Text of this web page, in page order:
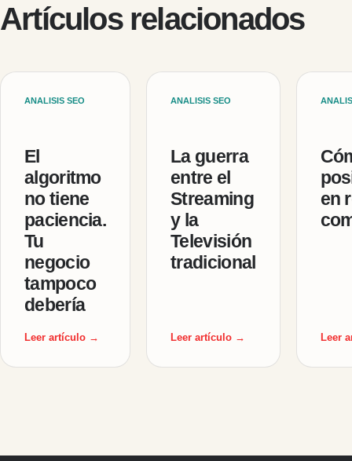
Artículos relacionados
ANALISIS SEO
El
algoritmo
no tiene
paciencia.
Tu
negocio
tampoco
debería
Leer artículo →
ANALISIS SEO
La guerra
entre el
Streaming
y la
Televisión
tradicional
Leer artículo →
en
Leer